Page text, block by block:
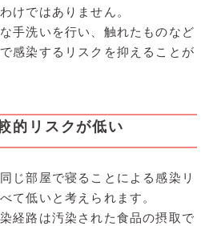
けではありません。
手洗いを行い、触れたものなど
感染するリスクを抑えることが
的リスクが低い
じ部屋で寝ることによる感染リ
て低いと考えられます。
経路は汚染された食品の摂取で